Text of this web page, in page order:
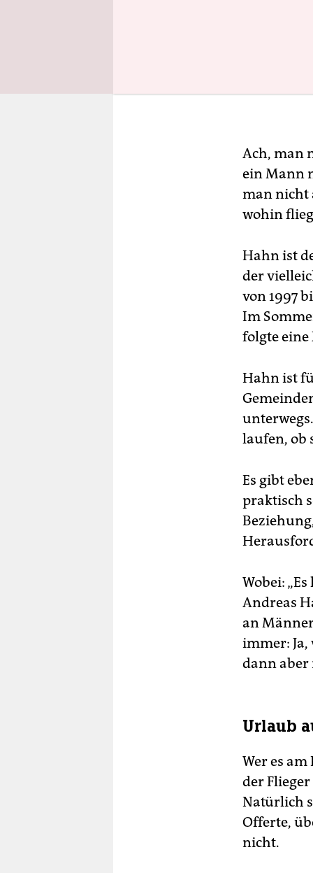
Ach, man
ein Mann
man nicht
wohin
Hahn ist
der
von 1997
Im
folgte eine
Hahn ist
laufen, ob
Es gibt
praktisch
Wobei:
Andreas
an
immer:
dann aber
Urlaub
Wer es
der
Natürlich
Offerte,
nicht.